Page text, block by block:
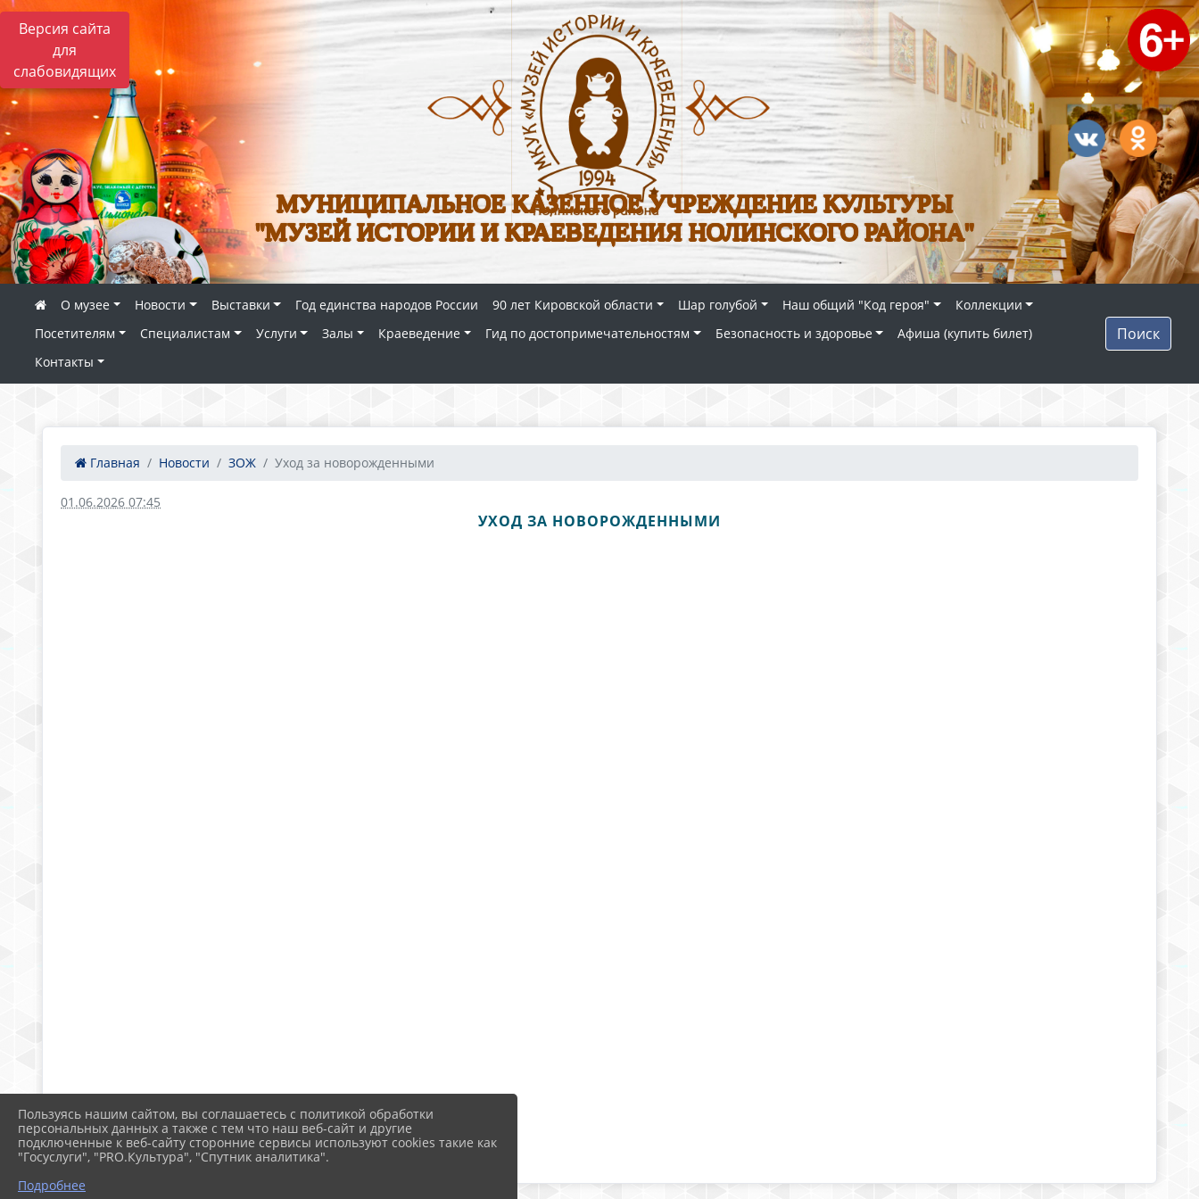
Версия сайта
для
слабовидящих
МУНИЦИПАЛЬНОЕ КАЗЕННОЕ УЧРЕЖДЕНИЕ КУЛЬТУРЫ
"МУЗЕЙ ИСТОРИИ И КРАЕВЕДЕНИЯ НОЛИНСКОГО РАЙОНА"
О музее Новости Выставки Год единства народов России 90 лет Кировской области Шар голубой Наш общий "Код героя"
Коллекции
Посетителям
Специалистам Услуги Залы Краеведение Гид по достопримечательностям Безопасность и здоровье
Афиша (купить билет)
Контакты
Поиск
Главная Новости ЗОЖ Уход за новорожденными
01.06.2026 07:45
УХОД ЗА НОВОРОЖДЕННЫМИ
Пользуясь нашим сайтом, вы соглашаетесь с политикой обработки
персональных данных а также с тем что наш веб-сайт и другие
подключенные к веб-сайту сторонние сервисы используют cookies такие как
"Госуслуги", "PRO.Культура", "Спутник аналитика".
Подробнее